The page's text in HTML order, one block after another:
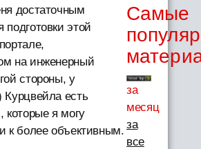
достаточным
этой
на инженерный
стороны, у
есть
которые я могу
к более объективным.
Самые
за
месяц
за
все